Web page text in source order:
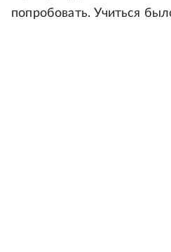
попробовать. Учиться